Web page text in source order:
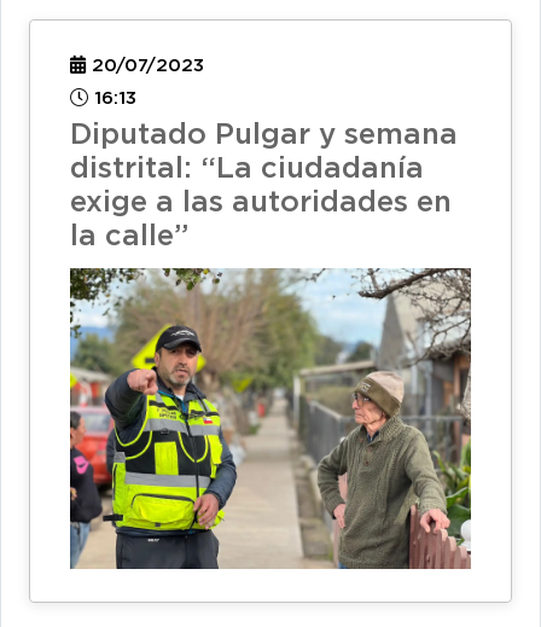
20/07/2023
16:13
Diputado Pulgar y semana
distrital: “La ciudadanía
exige a las autoridades en
la calle”